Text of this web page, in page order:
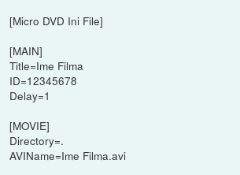
[Micro DVD Ini File]
[MAIN]
Title=Ime Filma
ID=12345678
Delay=1
[MOVIE]
Directory=.
AVIName=Ime Filma.avi